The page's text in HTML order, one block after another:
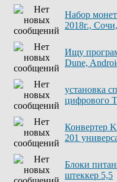
Набор
2018г.,
Ищу
Dune,
установка
цифрового
Конвертер
201
Блоки
штеккер 5,5